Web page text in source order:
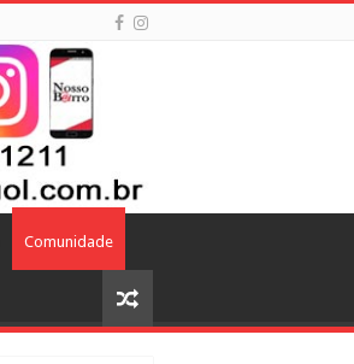
Comunidade